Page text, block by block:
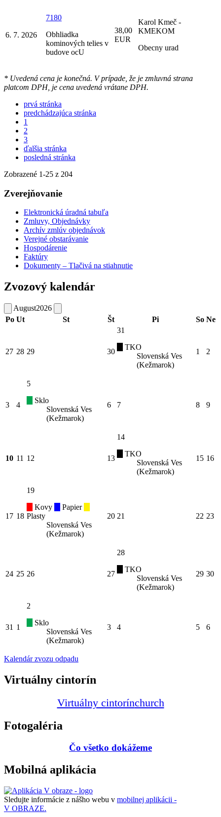
6. 7. 2026
7180
Obhliadka
kominových telies v
budove ocU
38,00
EUR
Karol Kmeč -
KMEKOM
Obecny urad
* Uvedená cena je konečná. V prípade, že je zmluvná strana
platcom DPH, je cena uvedená vrátane DPH.
prvá stránka
predchádzajúca stránka
1
2
3
ďalšia stránka
posledná stránka
Zobrazené 1-25 z 204
Zverejňovanie
Elektronická úradná tabuľa
Zmluvy, Objednávky
Archív zmlúv objednávok
Verejné obstarávanie
Hospodárenie
Faktúry
Dokumenty – Tlačivá na stiahnutie
Zvozový kalendár
August2026
Po Ut St Št Pi So Ne
27 28 29 30
31
TKO
Slovenská Ves
(Kežmarok)
1 2
3 4
5
Sklo
Slovenská Ves
(Kežmarok)
6 7 8 9
10 11 12 13
14
TKO
Slovenská Ves
(Kežmarok)
15 16
17 18
19
Kovy
Papier
Plasty
Slovenská Ves
(Kežmarok)
20 21 22 23
24 25 26 27
28
TKO
Slovenská Ves
(Kežmarok)
29 30
31 1
2
Sklo
Slovenská Ves
(Kežmarok)
3 4 5 6
Kalendár zvozu odpadu
Virtuálny cintorín
Virtuálny cintorínchurch
Fotogaléria
Čo všetko dokážeme
Mobilná aplikácia
Sledujte informácie z nášho webu v mobilnej aplikácii -
V OBRAZE.